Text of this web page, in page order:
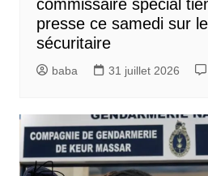
commissaire spécial
presse ce samedi sur
sécuritaire
baba 31 juillet 2026